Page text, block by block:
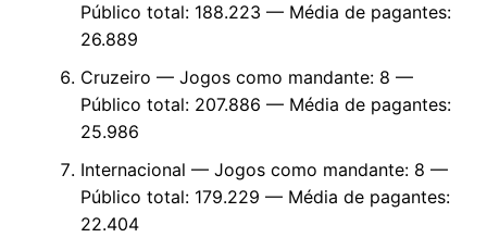
Público total: 188.223 — Média de pagantes:
26.889
Cruzeiro — Jogos como mandante: 8 —
Público total: 207.886 — Média de pagantes:
25.986
Internacional — Jogos como mandante: 8 —
Público total: 179.229 — Média de pagantes:
22.404